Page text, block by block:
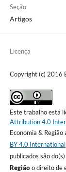
Seção
Artigos
Licença
Copyright (c) 2016
Este trabalho está
Attribution 4.0
Economia & Região
BY 4.0 International
publicados são
Regiãoo direito de